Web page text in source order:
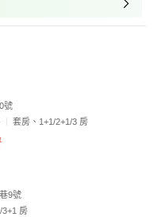
號
套房、1+1/2+1/3 房
9號
3+1 房